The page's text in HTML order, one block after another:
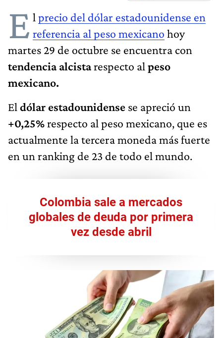
E l precio del dólar estadounidense en
referencia al peso mexicano hoy
martes 29 de octubre se encuentra con
tendencia alcistarespecto al peso
mexicano.
El dólar estadounidense se apreció un
+0,25%respecto al peso mexicano, que es
actualmente la tercera moneda más fuerte
en un ranking de 23 de todo el mundo.
Colombia sale a mercados
globales de deuda por primera
vez desde abril